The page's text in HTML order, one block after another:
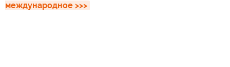
международное >>>